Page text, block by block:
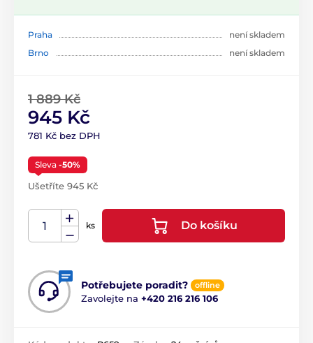
Praha
není skladem
Brno
není skladem
1 889 Kč
945 Kč
781 Kč bez DPH
Sleva -50%
Ušetříte 945 Kč
ks Do košíku
Potřebujete poradit? offline
Zavolejte na +420 216 216 106